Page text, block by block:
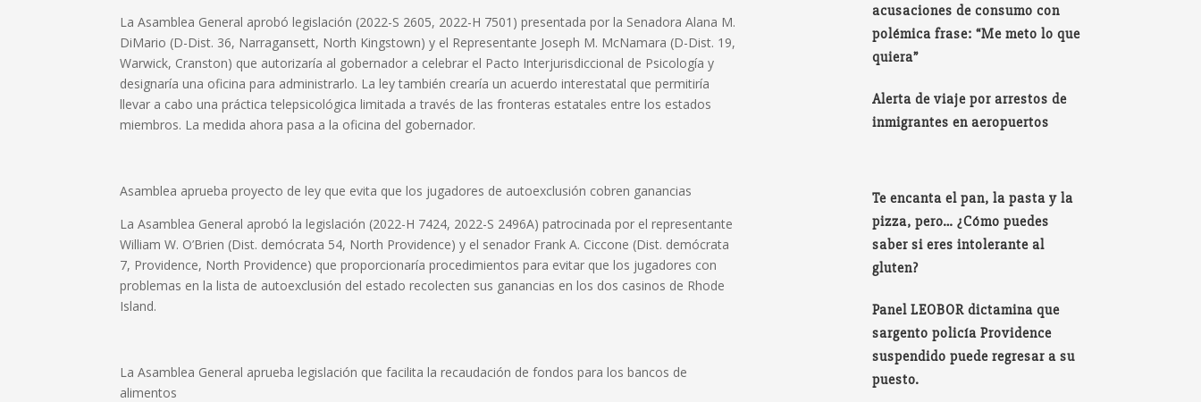
La Asamblea General aprobó legislación (2022-S 2605, 2022-H 7501) presentada por la Senadora Alana M.
DiMario (D-Dist. 36, Narragansett, North Kingstown) y el Representante Joseph M. McNamara (D-Dist. 19,
Warwick, Cranston) que autorizaría al gobernador a celebrar el Pacto Interjurisdiccional de Psicología y
designaría una oficina para administrarlo. La ley también crearía un acuerdo interestatal que permitiría
llevar a cabo una práctica telepsicológica limitada a través de las fronteras estatales entre los estados
miembros. La medida ahora pasa a la oficina del gobernador.
Asamblea aprueba proyecto de ley que evita que los jugadores de autoexclusión cobren ganancias
La Asamblea General aprobó la legislación (2022-H 7424, 2022-S 2496A) patrocinada por el representante
William W. O’Brien (Dist. demócrata 54, North Providence) y el senador Frank A. Ciccone (Dist. demócrata
7, Providence, North Providence) que proporcionaría procedimientos para evitar que los jugadores con
problemas en la lista de autoexclusión del estado recolecten sus ganancias en los dos casinos de Rhode
Island.
La Asamblea General aprueba legislación que facilita la recaudación de fondos para los bancos de
alimentos
acusaciones de consumo con
polémica frase: “Me meto lo que
quiera”
Alerta de viaje por arrestos de
inmigrantes en aeropuertos
Te encanta el pan, la pasta y la
pizza, pero… ¿Cómo puedes
saber si eres intolerante al
gluten?
Panel LEOBOR dictamina que
sargento policía Providence
suspendido puede regresar a su
puesto.